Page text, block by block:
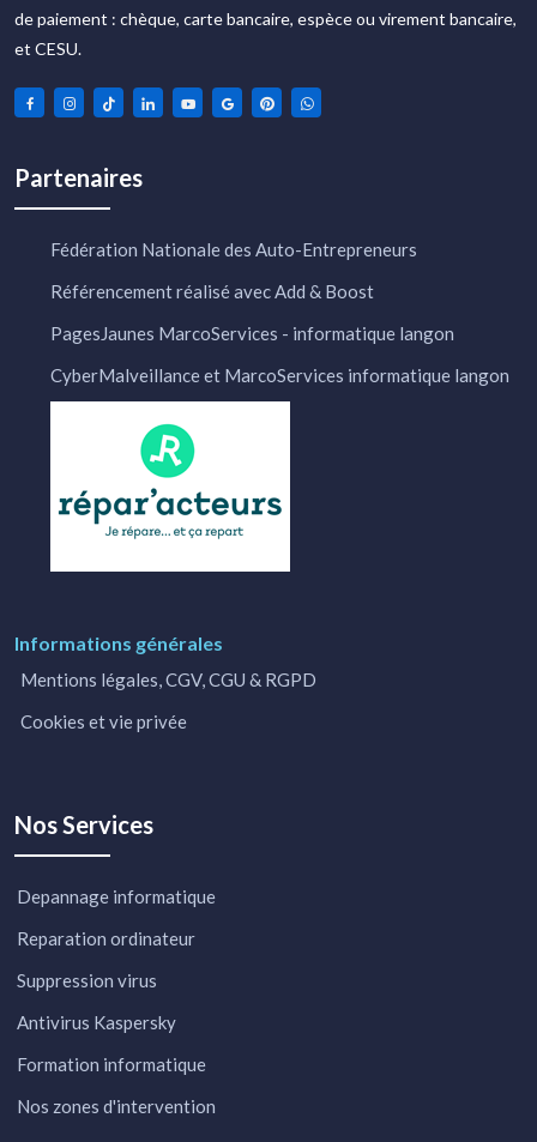
de paiement : chèque, carte bancaire, espèce ou virement bancaire,
et CESU.
Partenaires
Fédération Nationale des Auto-Entrepreneurs
Référencement réalisé avec Add & Boost
PagesJaunes MarcoServices - informatique langon
CyberMalveillance et MarcoServices informatique langon
Informations générales
Mentions légales, CGV, CGU & RGPD
Cookies et vie privée
Nos Services
Depannage informatique
Reparation ordinateur
Suppression virus
Antivirus Kaspersky
Formation informatique
Nos zones d'intervention